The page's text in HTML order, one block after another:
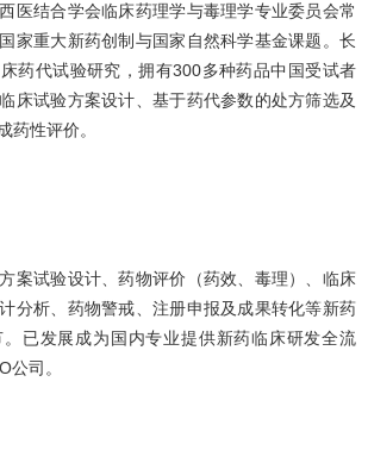
医结合学会临床药理学与毒理学专业委员会常
家重大新药创制与国家自然科学基金课题。长
药代试验研究，拥有300多种药品中国受试者
床试验方案设计、基于药代参数的处方筛选及
药性评价。
案试验设计、药物评价（药效、毒理）、临床
分析、药物警戒、注册申报及成果转化等新药
已发展成为国内专业提供新药临床研发全流
公司。